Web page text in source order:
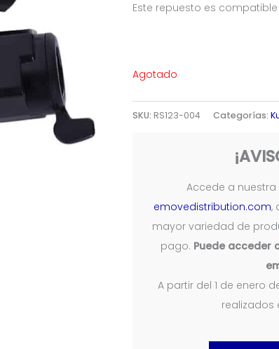
Este repuesto es compatible
Agotado
SKU: RS123-004 Categorías:
Accede a
emovedistribution.com,
mayor variedad de
pago. Puede acceder
A partir del 1 de enero
realizados